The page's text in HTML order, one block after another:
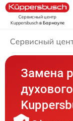
Сервисный центр
Kuppersbuschв Барнауле
Сервисный
Замена